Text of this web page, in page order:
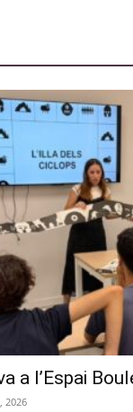
a l’Espai
2026